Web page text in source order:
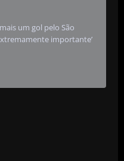
um gol pelo São
importante’